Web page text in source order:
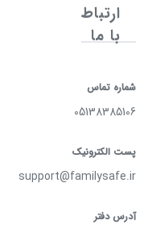
ارتباط
با ما
شماره تماس
05138385106
پست الکترونیک
support@familysafe.ir
آدرس دفتر